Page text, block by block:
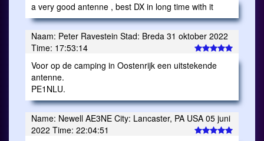
a very good antenne , best DX in long time with it
Naam: Peter Ravestein Stad: Breda 31 oktober 2022
Time: 17:53:14
Voor op de camping in Oostenrijk een uitstekende
antenne.
PE1NLU.
Name: Newell AE3NE City: Lancaster, PA USA 05 juni
2022 Time: 22:04:51